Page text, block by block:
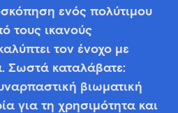
ενός πολύτιμου
τους ικανούς
τον ένοχο με
Σωστά καταλάβατε:
βιωματική
για τη χρησιμότητα και